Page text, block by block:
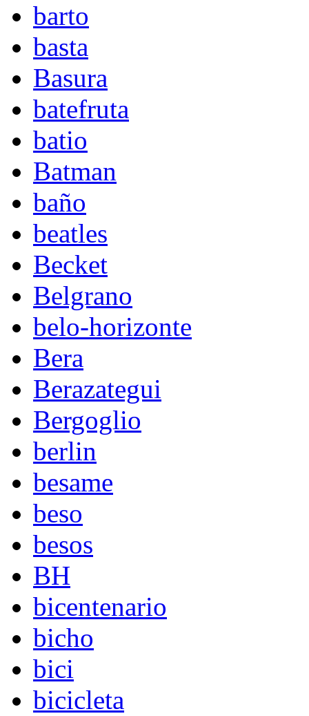
barto
basta
Basura
batefruta
batio
Batman
baño
beatles
Becket
Belgrano
belo-horizonte
Bera
Berazategui
Bergoglio
berlin
besame
beso
besos
BH
bicentenario
bicho
bici
bicicleta